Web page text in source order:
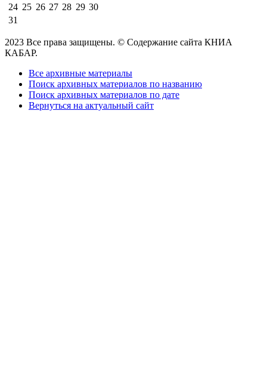
24 25 26 27 28 29 30
31
2023 Все права защищены. © Содержание сайта КНИА
КАБАР.
Все архивные материалы
Поиск архивных материалов по названию
Поиск архивных материалов по дате
Вернуться на актуальный сайт